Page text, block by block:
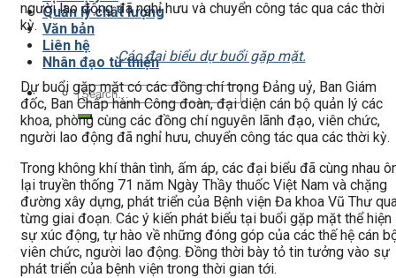
Quản lý chất lượng
Văn bản
Liên hệ
Nhân đạo từ thiện
người lao động đã nghỉ hưu và chuyển công tác qua các thời
kỳ.
Các đại biểu dự buổi gặp mặt.
Dự buổi gặp mặt có các đồng chí trong Đảng uỷ, Ban Giám
đốc, Ban Chấp hành Công đoàn, đại diện cán bộ quản lý các
khoa, phòng cùng các đồng chí nguyên lãnh đạo, viên chức,
người lao động đã nghỉ hưu, chuyển công tác qua các thời kỳ.
Trong không khí thân tình, ấm áp, các đại biểu đã cùng nhau
lại truyền thống 71 năm Ngày Thầy thuốc Việt Nam và chặng
đường xây dựng, phát triển của Bệnh viện Đa khoa Vũ Thư
từng giai đoạn. Các ý kiến phát biểu tại buổi gặp mặt thể hiện
sự xúc động, tự hào về những đóng góp của các thế hệ cán
viên chức, người lao động. Đồng thời bày tỏ tin tưởng vào sự
phát triển của bệnh viện trong thời gian tới.